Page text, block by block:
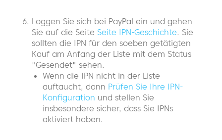
Loggen Sie sich bei PayPal ein und gehen
Sie auf die Seite Seite IPN-Geschichte. Sie
sollten die IPN für den soeben getätigten
Kauf am Anfang der Liste mit dem Status
"Gesendet" sehen.
Wenn die IPN nicht in der Liste
auftaucht, dann Prüfen Sie Ihre IPN-
Konfiguration und stellen Sie
insbesondere sicher, dass Sie IPNs
aktiviert haben.